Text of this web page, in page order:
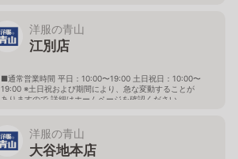
洋服の青山
江別店
■通常営業時間 平日：10:00〜19:00 土日祝日：10:00〜
19:00 ※土日祝および期間により、急な変動することが
ありますので 詳細はホームページを確認ください
洋服の青山
大谷地本店